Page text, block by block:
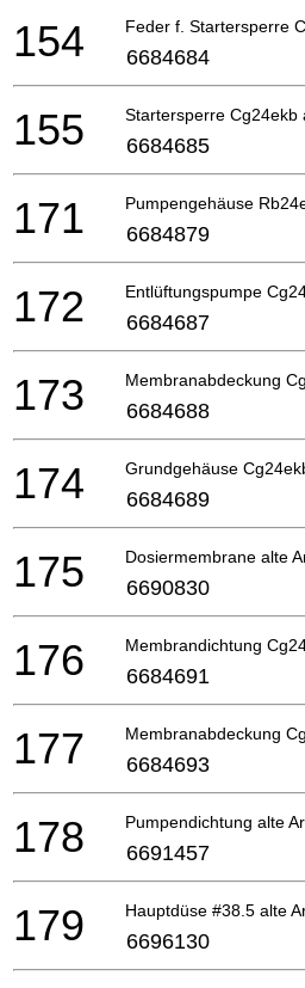
Feder f. Startersperre
154 6684684
Startersperre Cg24ekb
155 6684685
Pumpengehäuse
171 6684879
Entlüftungspumpe
172 6684687
Membranabdeckung
173 6684688
Grundgehäuse
174 6684689
Dosiermembrane alte
175 6690830
Membrandichtung
176 6684691
Membranabdeckung
177 6684693
Pumpendichtung alte
178 6691457
Hauptdüse #38.5 alte
179 6696130